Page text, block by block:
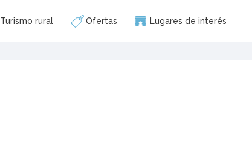
Turismo rural Ofertas Lugares de interés